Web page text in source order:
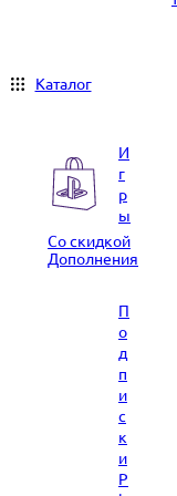
Каталог
И
г
р
ы
Со скидкой
Дополнения
П
о
д
п
и
с
к
и
P